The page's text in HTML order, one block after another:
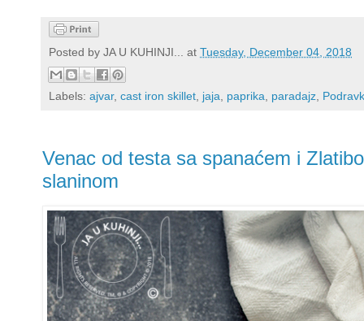
Posted by JA U KUHINJI... at Tuesday, December 04, 2018
Labels: ajvar, cast iron skillet jaja paprika paradajz
Venac od testa sa spanaćem i
slaninom